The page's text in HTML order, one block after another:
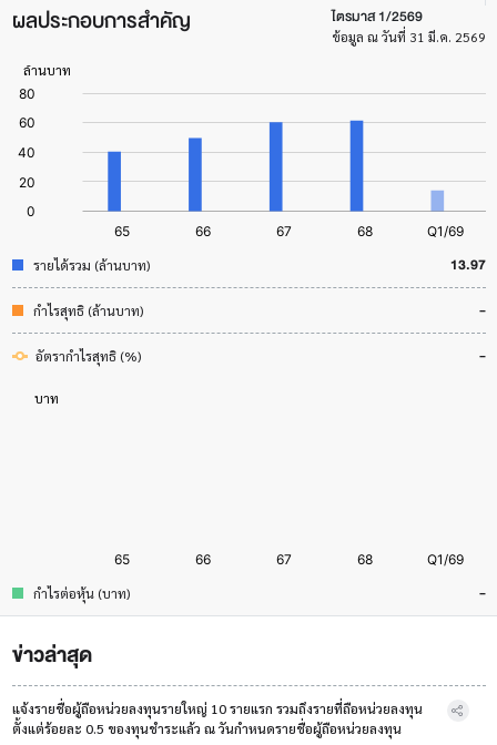
ผลประกอบการสำคัญ ไตรมาส 1/2569
ข้อมูล ณ วันที่ 31 มี.ค. 2569
รายได้รวม (ล้านบาท) 13.97
กำไรสุทธิ (ล้านบาท) -
อัตรากำไรสุทธิ (%) -
กำไรต่อหุ้น (บาท) -
ข่าวล่าสุด
แจ้งรายชื่อผู้ถือหน่วยลงทุนรายใหญ่ 10 รายแรก รวมถึงรายที่ถือหน่วยลงทุน
ตั้งแต่ร้อยละ 0.5 ของทุนชำระแล้ว ณ วันกำหนดรายชื่อผู้ถือหน่วยลงทุน